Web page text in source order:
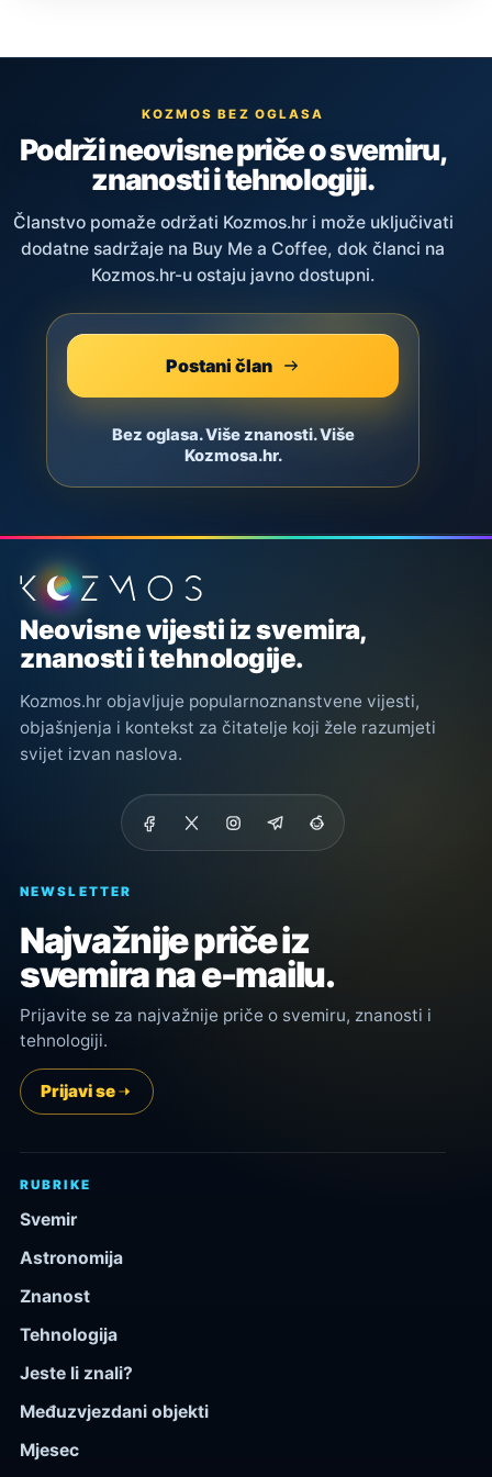
KOZMOS BEZ OGLASA
Podrži neovisne priče o svemiru,
znanosti i tehnologiji.
Članstvo pomaže održati Kozmos.hr i može uključivati
dodatne sadržaje na Buy Me a Coffee, dok članci na
Kozmos.hr-u ostaju javno dostupni.
Postani član
Bez oglasa. Više znanosti. Više
Kozmosa.hr.
Podnožje stranice
Neovisne vijesti iz svemira,
znanosti i tehnologije.
Kozmos.hr objavljuje popularnoznanstvene vijesti,
objašnjenja i kontekst za čitatelje koji žele razumjeti
svijet izvan naslova.
NEWSLETTER
Najvažnije priče iz
svemira na e-mailu.
Prijavite se za najvažnije priče o svemiru, znanosti i
tehnologiji.
Prijavi se
RUBRIKE
Svemir
Astronomija
Znanost
Tehnologija
Jeste li znali?
Međuzvjezdani objekti
Mjesec